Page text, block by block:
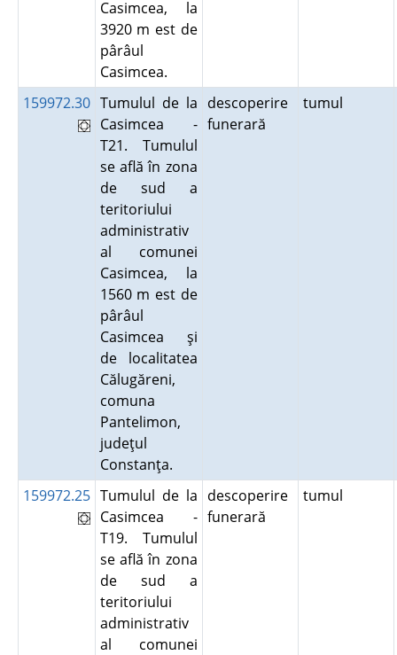
Casimcea, la
3920 m est de
pârâul
Casimcea.
159972.30 Tumulul de la
Casimcea -
T21. Tumulul
se află în zona
de sud a
teritoriului
administrativ
al comunei
Casimcea, la
1560 m est de
pârâul
Casimcea şi
de localitatea
Călugăreni,
comuna
Pantelimon,
judeţul
Constanţa.
descoperire
funerară
tumul
159972.25 Tumulul de la
Casimcea -
T19. Tumulul
se află în zona
de sud a
teritoriului
administrativ
al comunei
descoperire
funerară
tumul